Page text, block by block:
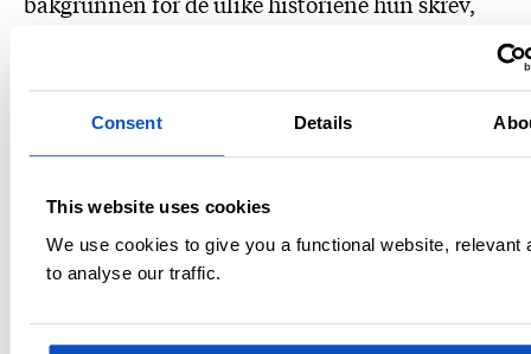
Consent Details
This website uses cookies
We use cookies to give you a functional website, relevant
to analyse our traffic.
– Ja, dette har utvilsomt gitt mersmak! Det har
vært veldig spennende å jobbe med
brudepikefra manus til ferdig bok. Og akkurat